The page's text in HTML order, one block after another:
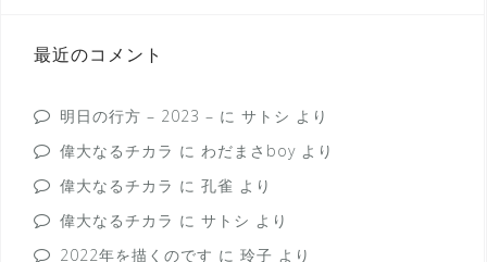
最近のコメント
明日の行方 – 2023 – に サトシ より
偉大なるチカラ に わだまさboy より
偉大なるチカラ に 孔雀 より
偉大なるチカラ に サトシ より
2022年を描くのです に 玲子 より